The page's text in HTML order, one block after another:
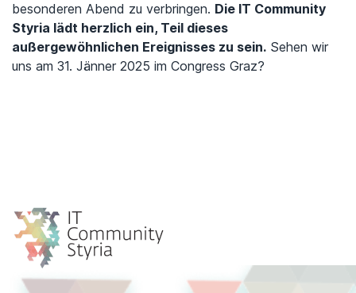
besonderen Abend zu verbringen. Die IT Community
Styria lädt herzlich ein, Teil dieses
außergewöhnlichen Ereignisses zu sein. Sehen wir
uns am 31. Jänner 2025 im Congress Graz?